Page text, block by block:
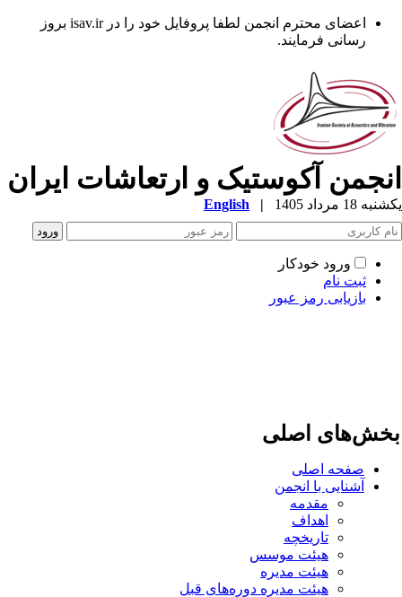
اعضای محترم انجمن لطفا پروفایل خود را در isav.ir بروز
رسانی فرمایند.
آکوستیک و ارتعاشات ایران
18 مرداد 1405 |
English
ورود خودکار
ثبت نام
بازیابی رمز عبور
اصلی
صفحه اصلی
آشنایی با انجمن
مقدمه
اهداف
تاریخچه
هیئت موسس
هیئت مدیره
هیئت مدیره دوره‌های قبل